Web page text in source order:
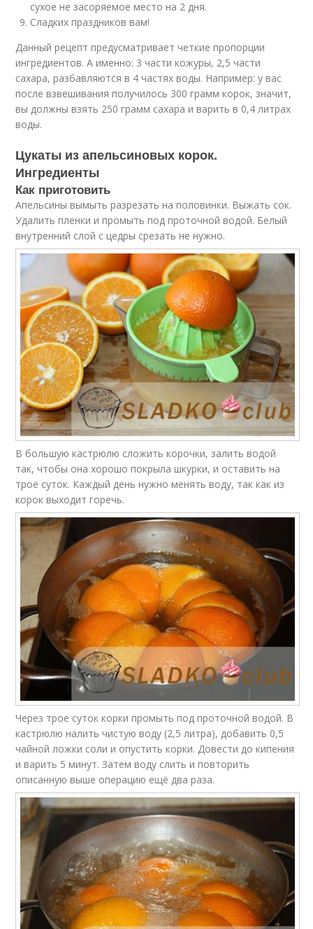
сухое не засоряемое место на 2 дня.
Сладких праздников вам!
Данный рецепт предусматривает четкие пропорции
ингредиентов. А именно: 3 части кожуры, 2,5 части
сахара, разбавляются в 4 частях воды. Например: у вас
после взвешивания получилось 300 грамм корок, значит,
вы должны взять 250 грамм сахара и варить в 0,4 литрах
воды.
Цукаты из апельсиновых корок.
Ингредиенты
Как приготовить
Апельсины вымыть разрезать на половинки. Выжать сок.
Удалить пленки и промыть под проточной водой. Белый
внутренний слой с цедры срезать не нужно.
В большую кастрюлю сложить корочки, залить водой
так, чтобы она хорошо покрыла шкурки, и оставить на
трое суток. Каждый день нужно менять воду, так как из
корок выходит горечь.
Через трое суток корки промыть под проточной водой. В
кастрюлю налить чистую воду (2,5 литра), добавить 0,5
чайной ложки соли и опустить корки. Довести до кипения
и варить 5 минут. Затем воду слить и повторить
описанную выше операцию ещё два раза.